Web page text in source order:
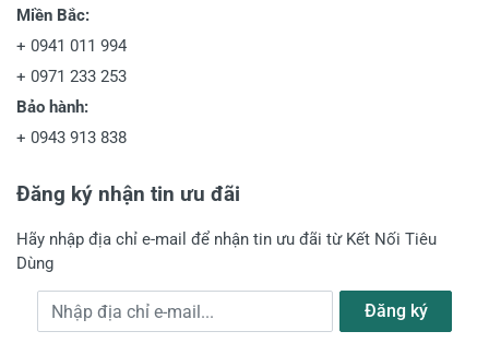
Miền Bắc:
+ 0941 011 994
+ 0971 233 253
Bảo hành:
+ 0943 913 838
Đăng ký nhận tin ưu đãi
Hãy nhập địa chỉ e-mail để nhận tin ưu đãi từ Kết Nối Tiêu
Dùng
Địa chỉ e-mail Đăng ký